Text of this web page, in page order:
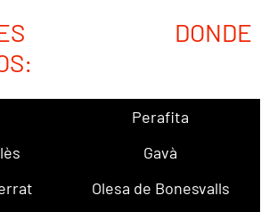
DONDE
Perafita
Gavà
Olesa de Bonesvalls